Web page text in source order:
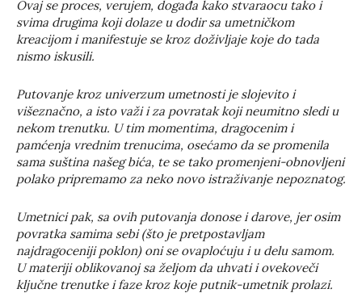
Ovaj se proces, verujem, događa kako stvaraocu tako i
svima drugima koji dolaze u dodir sa umetničkom
kreacijom i manifestuje se kroz doživljaje koje do tada
nismo iskusili.
Putovanje kroz univerzum umetnosti je slojevito i
višeznačno, a isto važi i za povratak koji neumitno sledi u
nekom trenutku. U tim momentima, dragocenim i
pamćenja vrednim trenucima, osećamo da se promenila
sama suština našeg bića, te se tako promenjeni-obnovljeni
polako pripremamo za neko novo istraživanje nepoznatog.
Umetnici pak, sa ovih putovanja donose i darove, jer osim
povratka samima sebi (što je pretpostavljam
najdragoceniji poklon) oni se ovaploćuju i u delu samom.
U materiji oblikovanoj sa željom da uhvati i ovekoveči
ključne trenutke i faze kroz koje putnik-umetnik prolazi.